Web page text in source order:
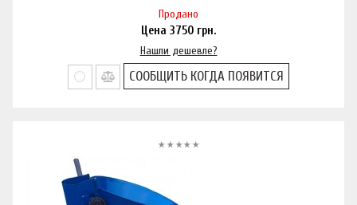
Продано
Цена 3750 грн.
Нашли дешевле?
СООБЩИТЬ КОГДА ПОЯВИТСЯ